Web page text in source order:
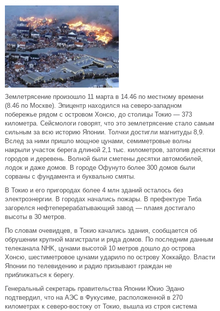
Землетрясение произошло 11 марта в 14.46 по местному времени
(8.46 по Москве). Эпицентр находился на северо-западном
побережье рядом с островом Хонсю, до столицы Токио — 373
километра. Сейсмологи говорят, что это землетрясение стало самым
сильным за всю историю Японии. Толчки достигли магнитуды 8,9.
Вслед за ними пришло мощное цунами, семиметровые волны
накрыли участок берега длиной 2,1 тыс. километров, затопив десятки
городов и деревень. Волной были сметены десятки автомобилей,
лодок и даже домов. В городе Офунуто более 300 домов были
сорваны с фундамента и буквально смяты.
В Токио и его пригородах более 4 млн зданий осталось без
электроэнергии. В городах начались пожары. В префектуре Тиба
загорелся нефтеперерабатывающий завод — пламя достигало
высоты в 30 метров.
По словам очевидцев, в Токио качались здания, сообщается об
обрушении крупной магистрали и ряда домов. По последним данным
телеканала NHK, цунами высотой 10 метров дошло до острова
Хонсю, шестиметровое цунами ударило по острову Хоккайдо. Власти
Японии по телевидению и радио призывают граждан не
приближаться к берегу.
Генеральный секретарь правительства Японии Юкио Эдано
подтвердил, что на АЭС в Фукусиме, расположенной в 270
километрах к северо-востоку от Токио, вышла из строя система